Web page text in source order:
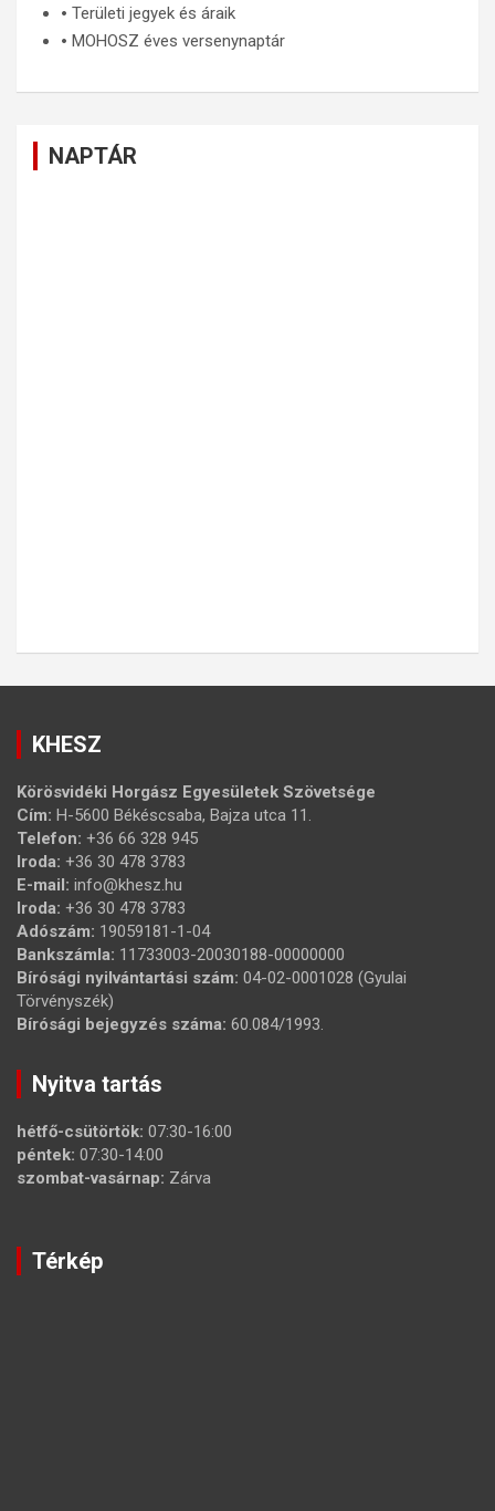
🞄 Területi jegyek és áraik
🞄 MOHOSZ éves versenynaptár
NAPTÁR
KHESZ
Körösvidéki Horgász Egyesületek Szövetsége
Cím: H-5600 Békéscsaba, Bajza utca 11.
Telefon: +36 66 328 945
Iroda: +36 30 478 3783
E-mail: info@khesz.hu
Iroda: +36 30 478 3783
Adószám: 19059181-1-04
Bankszámla: 11733003-20030188-00000000
Bírósági nyilvántartási szám: 04-02-0001028 (Gyulai
Törvényszék)
Bírósági bejegyzés száma: 60.084/1993.
Nyitva tartás
hétfő-csütörtök: 07:30-16:00
péntek: 07:30-14:00
szombat-vasárnap: Zárva
Térkép